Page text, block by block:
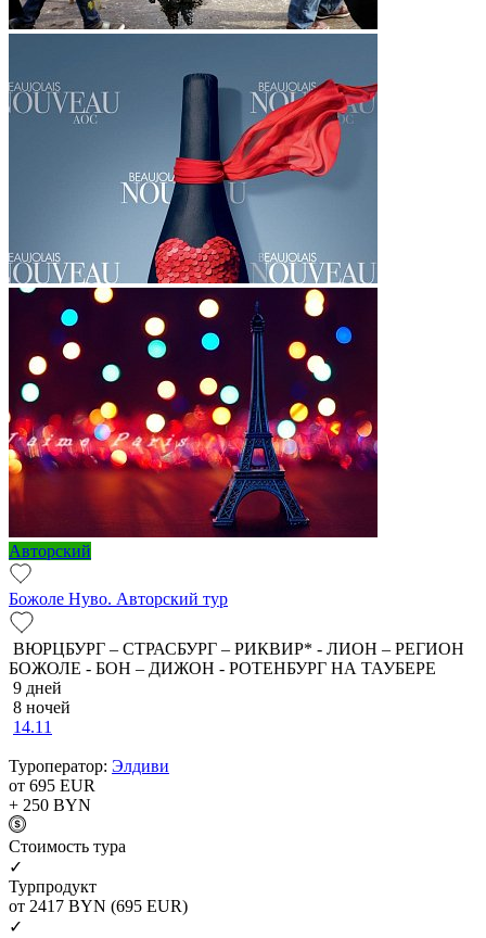
Авторский
Божоле Нуво. Авторский тур
ВЮРЦБУРГ – СТРАСБУРГ – РИКВИР* - ЛИОН – РЕГИОН
БОЖОЛЕ - БОН – ДИЖОН - РОТЕНБУРГ НА ТАУБЕРЕ
9 дней
8 ночей
14.11
Туроператор: Элдиви
от 695 EUR
+ 250 BYN
Cтоимость тура
✓
Турпродукт
от 2417 BYN (695 EUR)
✓